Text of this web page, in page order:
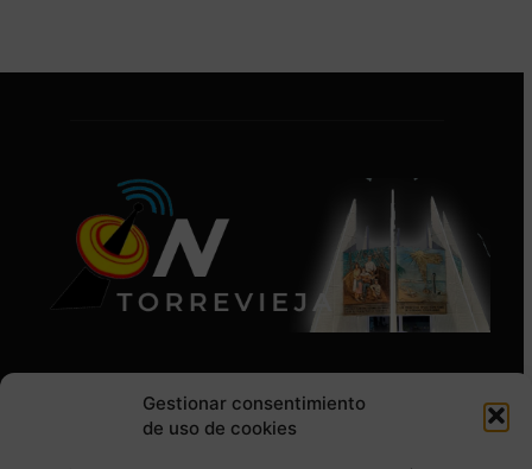
Gestionar consentimiento
de uso de cookies